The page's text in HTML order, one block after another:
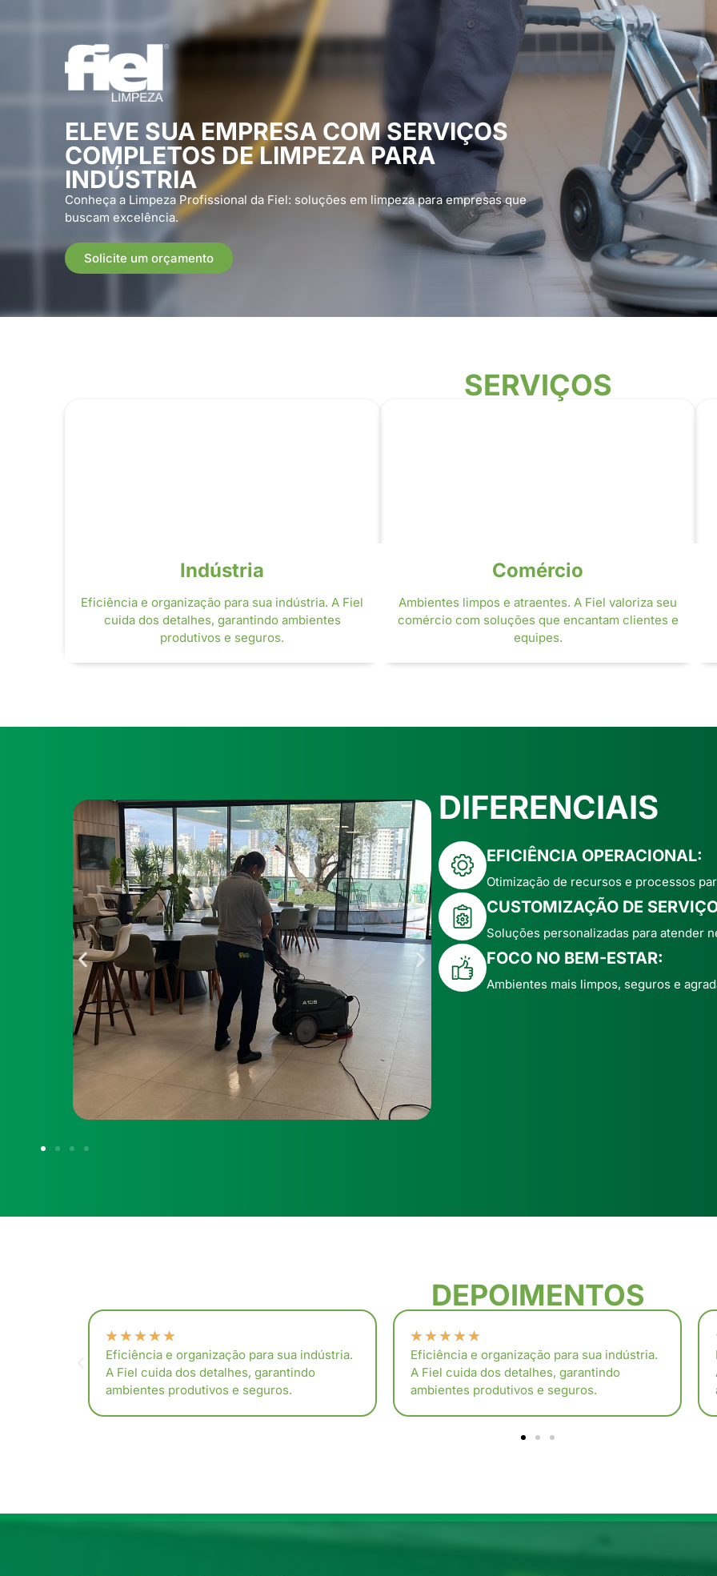
ELEVE SUA EMPRESA COM SERVIÇOS
COMPLETOS DE LIMPEZA PARA
INDÚSTRIA
Conheça a Limpeza Profissional da Fiel: soluções em limpeza para empresas que
buscam excelência.
Solicite um orçamento
SERVIÇOS
Indústria
Eficiência e organização para sua indústria. A Fiel
cuida dos detalhes, garantindo ambientes
produtivos e seguros.
Comércio
Ambientes limpos e atraentes. A Fiel valoriza seu
comércio com soluções que encantam clientes e
equipes.
DIFERENCIAIS
EFICIÊNCIA OPERACIONAL:
Otimização de recursos e processos
CUSTOMIZAÇÃO DE
Soluções personalizadas para atender
FOCO NO BEM-ESTAR:
Ambientes mais limpos, seguros e
DEPOIMENTOS
★ ★ ★ ★ ★
Eficiência e organização para sua indústria.
A Fiel cuida dos detalhes, garantindo
ambientes produtivos e seguros.
★ ★ ★ ★ ★
Eficiência e organização para sua indústria.
A Fiel cuida dos detalhes, garantindo
ambientes produtivos e seguros.